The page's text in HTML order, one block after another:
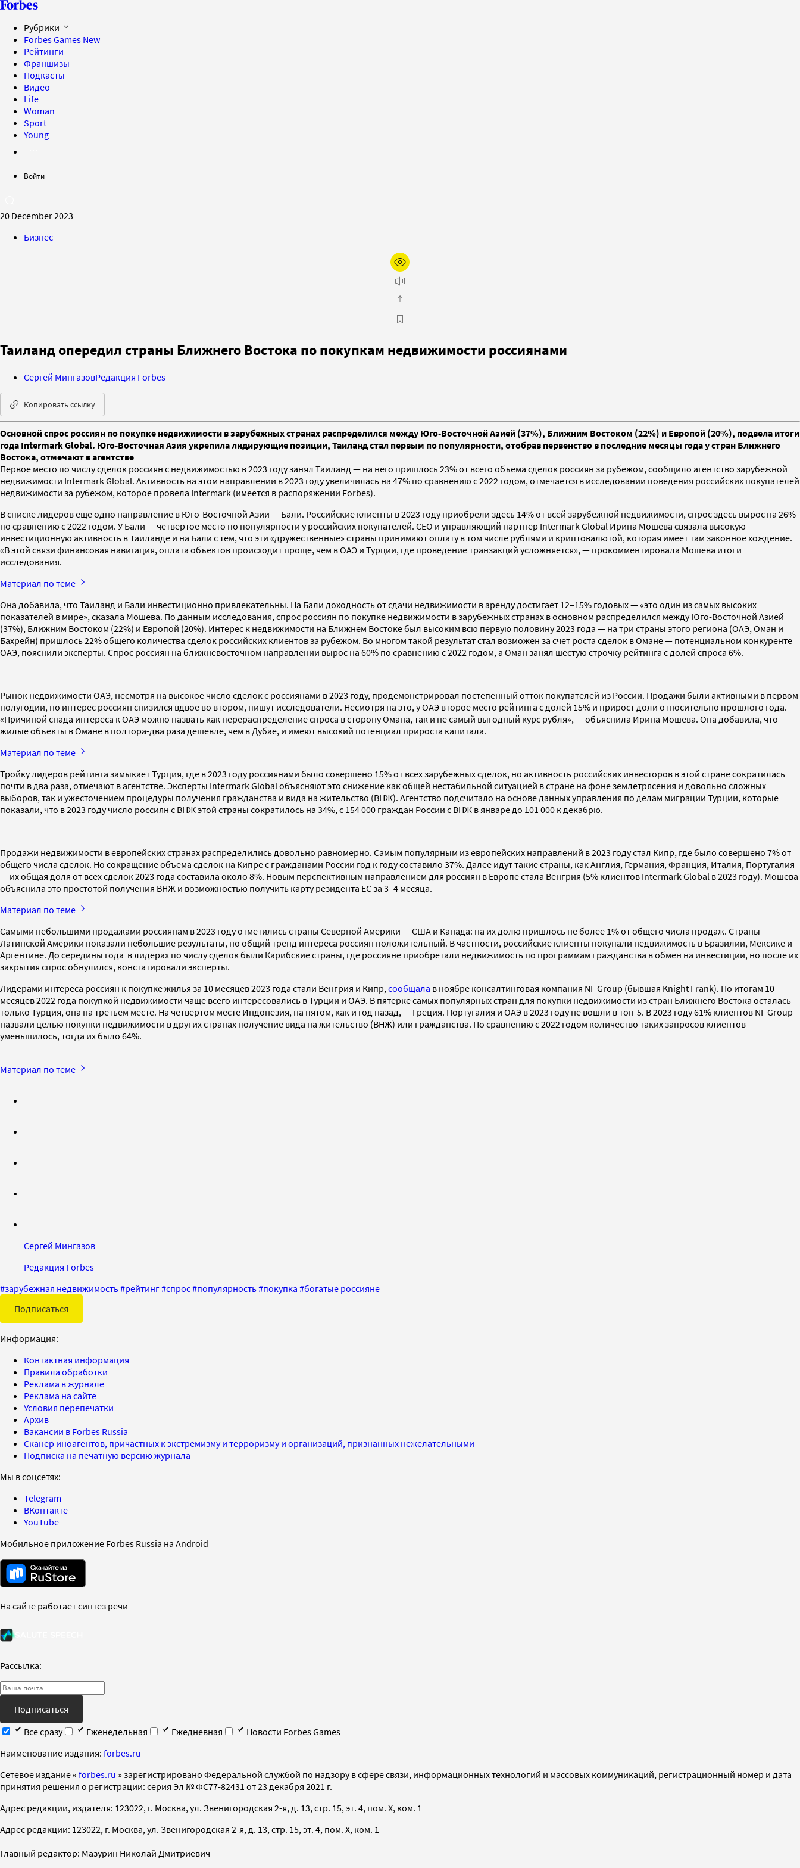
Рубрики
Forbes Games New
Рейтинги
Франшизы
Подкасты
Видео
Life
Woman
Sport
Young
Войти
20 December 2023
Бизнес
Таиланд опередил страны Ближнего Востока по покупкам недвижимости россиянами
Сергей МингазовРедакция Forbes
Копировать ссылку
Основной спрос россиян по покупке недвижимости в зарубежных странах распределился между Юго-Восточной Азией (37%), Ближним Востоком (22%) и Европой (20%), подвела итоги
года Intermark Global. Юго-Восточная Азия укрепила лидирующие позиции, Таиланд стал первым по популярности, отобрав первенство в последние месяцы года у стран Ближнего
Востока, отмечают в агентстве
Первое место по числу сделок россиян с недвижимостью в 2023 году занял Таиланд — на него пришлось 23% от всего объема сделок россиян за рубежом, сообщило агентство зарубежной
недвижимости Intermark Global. Активность на этом направлении в 2023 году увеличилась на 47% по сравнению с 2022 годом, отмечается в исследовании поведения российских покупателей
недвижимости за рубежом, которое провела Intermark (имеется в распоряжении Forbes).
В списке лидеров еще одно направление в Юго-Восточной Азии — Бали. Российские клиенты в 2023 году приобрели здесь 14% от всей зарубежной недвижимости, спрос здесь вырос на 26%
по сравнению с 2022 годом. У Бали — четвертое место по популярности у российских покупателей. CEO и управляющий партнер Intermark Global Ирина Мошева связала высокую
инвестиционную активность в Таиланде и на Бали с тем, что эти «дружественные» страны принимают оплату в том числе рублями и криптовалютой, которая имеет там законное хождение.
«В этой связи финансовая навигация, оплата объектов происходит проще, чем в ОАЭ и Турции, где проведение транзакций усложняется», — прокомментировала Мошева итоги
исследования.
Материал по теме
Она добавила, что Таиланд и Бали инвестиционно привлекательны. На Бали доходность от сдачи недвижимости в аренду достигает 12–15% годовых — «это один из самых высоких
показателей в мире», сказала Мошева. По данным исследования, спрос россиян по покупке недвижимости в зарубежных странах в основном распределился между Юго-Восточной Азией
(37%), Ближним Востоком (22%) и Европой (20%). Интерес к недвижимости на Ближнем Востоке был высоким всю первую половину 2023 года — на три страны этого региона (ОАЭ, Оман и
Бахрейн) пришлось 22% общего количества сделок российских клиентов за рубежом. Во многом такой результат стал возможен за счет роста сделок в Омане — потенциальном конкуренте
ОАЭ, пояснили эксперты. Спрос россиян на ближневосточном направлении вырос на 60% по сравнению с 2022 годом, а Оман занял шестую строчку рейтинга с долей спроса 6%.
Рынок недвижимости ОАЭ, несмотря на высокое число сделок с россиянами в 2023 году, продемонстрировал постепенный отток покупателей из России. Продажи были активными в первом
полугодии, но интерес россиян снизился вдвое во втором, пишут исследователи. Несмотря на это, у ОАЭ второе место рейтинга с долей 15% и прирост доли относительно прошлого года.
«Причиной спада интереса к ОАЭ можно назвать как перераспределение спроса в сторону Омана, так и не самый выгодный курс рубля», — объяснила Ирина Мошева. Она добавила, что
жилые объекты в Омане в полтора-два раза дешевле, чем в Дубае, и имеют высокий потенциал прироста капитала.
Материал по теме
Тройку лидеров рейтинга замыкает Турция, где в 2023 году россиянами было совершено 15% от всех зарубежных сделок, но активность российских инвесторов в этой стране сократилась
почти в два раза, отмечают в агентстве. Эксперты Intermark Global объясняют это снижение как общей нестабильной ситуацией в стране на фоне землетрясения и довольно сложных
выборов, так и ужесточением процедуры получения гражданства и вида на жительство (ВНЖ). Агентство подсчитало на основе данных управления по делам миграции Турции, которые
показали, что в 2023 году число россиян с ВНЖ этой страны сократилось на 34%, с 154 000 граждан России с ВНЖ в январе до 101 000 к декабрю.
Продажи недвижимости в европейских странах распределились довольно равномерно. Самым популярным из европейских направлений в 2023 году стал Кипр, где было совершено 7% от
общего числа сделок. Но сокращение объема сделок на Кипре с гражданами России год к году составило 37%. Далее идут такие страны, как Англия, Германия, Франция, Италия, Португалия
— их общая доля от всех сделок 2023 года составила около 8%. Новым перспективным направлением для россиян в Европе стала Венгрия (5% клиентов Intermark Global в 2023 году). Мошева
объяснила это простотой получения ВНЖ и возможностью получить карту резидента ЕС за 3–4 месяца.
Материал по теме
Самыми небольшими продажами россиянам в 2023 году отметились страны Северной Америки — США и Канада: на их долю пришлось не более 1% от общего числа продаж. Страны
Латинской Америки показали небольшие результаты, но общий тренд интереса россиян положительный. В частности, российские клиенты покупали недвижимость в Бразилии, Мексике и
Аргентине. До середины года в лидерах по числу сделок были Карибские страны, где россияне приобретали недвижимость по программам гражданства в обмен на инвестиции, но после их
закрытия спрос обнулился, констатировали эксперты.
Лидерами интереса россиян к покупке жилья за 10 месяцев 2023 года стали Венгрия и Кипр, сообщала в ноябре консалтинговая компания NF Group (бывшая Knight Frank). По итогам 10
месяцев 2022 года покупкой недвижимости чаще всего интересовались в Турции и ОАЭ. В пятерке самых популярных стран для покупки недвижимости из стран Ближнего Востока осталась
только Турция, она на третьем месте. На четвертом месте Индонезия, на пятом, как и год назад, — Греция. Португалия и ОАЭ в 2023 году не вошли в топ-5. В 2023 году 61% клиентов NF Group
назвали целью покупки недвижимости в других странах получение вида на жительство (ВНЖ) или гражданства. По сравнению с 2022 годом количество таких запросов клиентов
уменьшилось, тогда их было 64%.
Материал по теме
Сергей Мингазов
Редакция Forbes
#зарубежная недвижимость#рейтинг#спрос#популярность#покупка #богатые россияне
Подписаться
Информация:
Контактная информация
Правила обработки
Реклама в журнале
Реклама на сайте
Условия перепечатки
Архив
Вакансии в Forbes Russia
Сканер иноагентов, причастных к экстремизму и терроризму и организаций, признанных нежелательными
Подписка на печатную версию журнала
Мы в соцсетях:
Telegram
ВКонтакте
YouTube
Мобильное приложение Forbes Russia на Android
На сайте работает синтез речи
Рассылка:
Подписаться
Все сразу
Еженедельная Ежедневная
Новости Forbes Games
Наименование издания: forbes.ru
Cетевое издание « forbes.ru » зарегистрировано Федеральной службой по надзору в сфере связи, информационных технологий и массовых коммуникаций, регистрационный номер и дата
принятия решения о регистрации: серия Эл № ФС77-82431 от 23 декабря 2021 г.
Адрес редакции, издателя: 123022, г. Москва, ул. Звенигородская 2-я, д. 13, стр. 15, эт. 4, пом. X, ком. 1
Адрес редакции: 123022, г. Москва, ул. Звенигородская 2-я, д. 13, стр. 15, эт. 4, пом. X, ком. 1
Главный редактор: Мазурин Николай Дмитриевич